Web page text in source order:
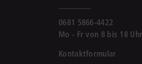
0681 5866-4422
Mo - Fr von 8 bis 18 Uhr
Kontaktformular